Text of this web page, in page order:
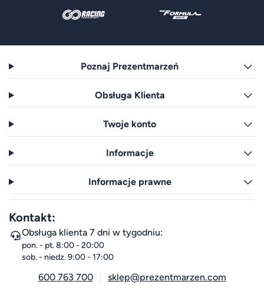
Poznaj Prezentmarzeń
Obsługa Klienta
Twoje konto
Informacje
Informacje prawne
Kontakt:
Obsługa klienta 7 dni w tygodniu:
pon. - pt. 8:00 - 20:00
sob. - niedz. 9:00 - 17:00
600 763 700 sklep@prezentmarzen.com